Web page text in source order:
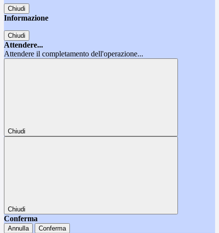
Chiudi
Informazione
Chiudi
Attendere...
Attendere il completamento dell'operazione...
Chiudi
Chiudi
Conferma
Annulla Conferma